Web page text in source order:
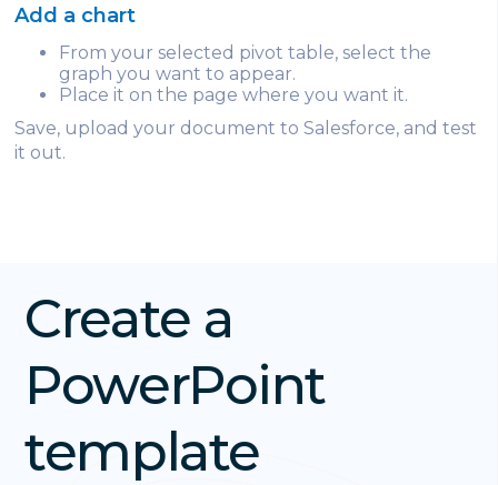
Add a chart
From your selected pivot table, select the
graph you want to appear.
Place it on the page where you want it.
Save, upload your document to Salesforce, and test
it out.
Create a
PowerPoint
template